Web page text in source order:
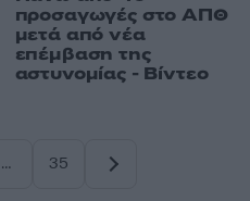
προσαγωγές στο ΑΠΘ
μετά από νέα
επέμβαση της
αστυνομίας - Βίντεο
…
35